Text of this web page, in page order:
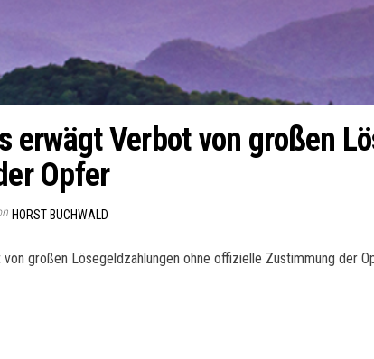
erwägt Verbot von großen
Opfer
HORST BUCHWALD
großen Lösegeldzahlungen ohne offizielle Zustimmung der